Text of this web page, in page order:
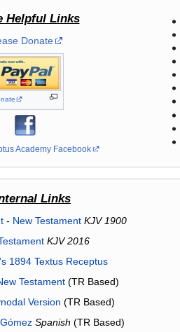
Helpful Links
Donate
Academy Facebook
Links
- New Testament KJV 1900
KJV 2016
1894 Textus Receptus
Testament(TR Based)
Version (TR Based)
Spanish (TR Based)